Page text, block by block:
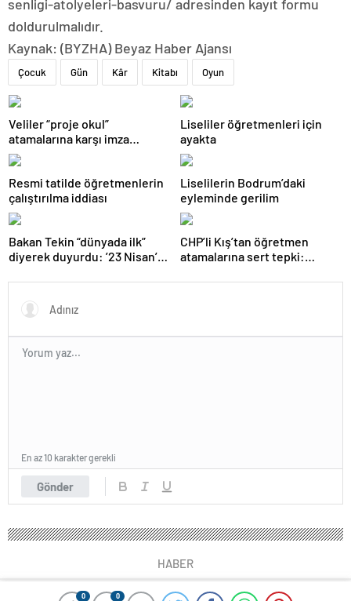
0 0
senligi-atolyeleri-basvuru/ adresinden kayıt formu
doldurulmalıdır.
Kaynak: (BYZHA) Beyaz Haber Ajansı
Çocuk Gün Kâr Kitabı Oyun
Veliler “proje okul”
atamalarına karşı imza
kampanyası başlattı
Liseliler öğretmenleri için
ayakta
Resmi tatilde öğretmenlerin
çalıştırılma iddiası
Liselilerin Bodrum’daki
eyleminde gerilim
Bakan Tekin “dünyada ilk”
diyerek duyurdu: ’23 Nisan’da
CHP’li Kış’tan öğretmen
atamalarına sert tepki:
öğretmensiz
Gönder
En az 10 karakter gerekli
HABER